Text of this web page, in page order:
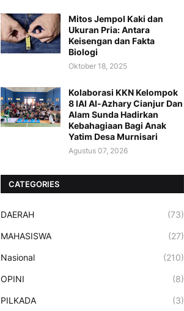
Mitos Jempol Kaki dan
Ukuran Pria: Antara
Keisengan dan Fakta
Biologi
Oktober 18, 2025
Kolaborasi KKN Kelompok
8 IAI Al-Azhary Cianjur Dan
Alam Sunda Hadirkan
Kebahagiaan Bagi Anak
Yatim Desa Murnisari
Agustus 07, 2026
CATEGORIES
DAERAH (73)
MAHASISWA (27)
Nasional (210)
OPINI (8)
PILKADA (3)